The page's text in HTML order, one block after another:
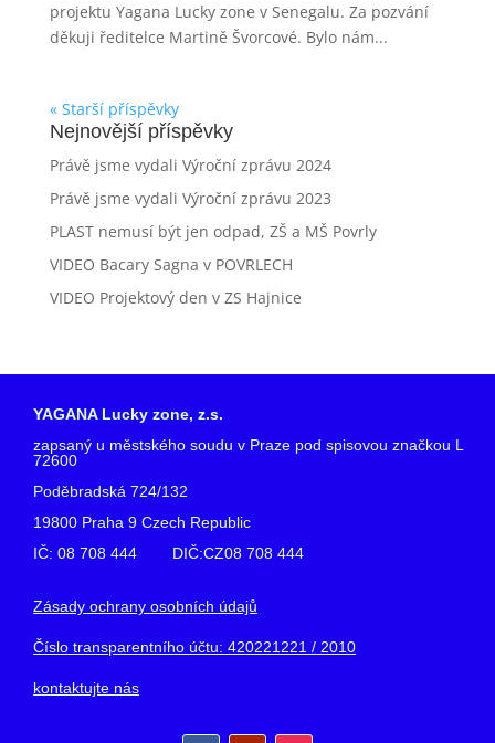
projektu Yagana Lucky zone v Senegalu. Za pozvání
děkuji ředitelce Martině Švorcové. Bylo nám...
« Starší příspěvky
Nejnovější příspěvky
Právě jsme vydali Výroční zprávu 2024
Právě jsme vydali Výroční zprávu 2023
PLAST nemusí být jen odpad, ZŠ a MŠ Povrly
VIDEO Bacary Sagna v POVRLECH
VIDEO Projektový den v ZS Hajnice
YAGANA Lucky zone, z.s.
zapsaný u městského soudu v Praze pod spisovou značkou L
72600
Poděbradská 724/132
19800 Praha 9 Czech Republic
IČ: 08 708 444 DIČ:CZ08 708 444
Zásady ochrany osobních údajů
Číslo transparentního účtu: 420221221 / 2010
kontaktujte nás